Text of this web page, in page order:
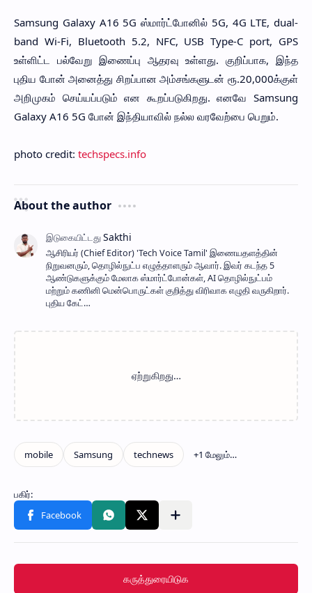
Samsung Galaxy A16 5G ஸ்மார்ட்போனில் 5G, 4G LTE, dual-
band Wi-Fi, Bluetooth 5.2, NFC, USB Type-C port, GPS
உள்ளிட்ட பல்வேறு இணைப்பு ஆதரவு உள்ளது. குறிப்பாக, இந்த
புதிய போன் அனைத்து சிறப்பான அம்சங்களுடன் ரூ.20,000க்குள்
அறிமுகம் செய்யப்படும் என கூறப்படுகிறது. எனவே Samsung
Galaxy A16 5G போன் இந்தியாவில் நல்ல வரவேற்பை பெறும்.
photo credit: techspecs.info
About the author
ஆசிரியர் (Chief Editor) ​'Tech Voice Tamil' இணையதளத்தின்
நிறுவனரும், தொழில்நுட்ப எழுத்தாளரும் ஆவார். இவர் கடந்த 5
ஆண்டுகளுக்கும் மேலாக ஸ்மார்ட்போன்கள், AI தொழில்நுட்பம்
மற்றும் கணினி மென்பொருட்கள் குறித்து விரிவாக எழுதி வருகிறார்.
புதிய கேட்…
கருத்துரையிடுக